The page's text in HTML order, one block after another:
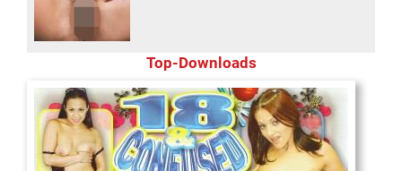
Top-Downloads